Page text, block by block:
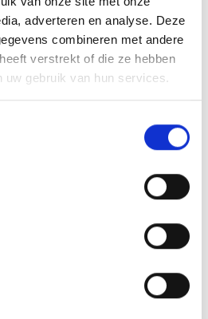
adverteren en analyse. Deze
combineren met andere
verstrekt of die ze hebben
uw gebruik van hun services.
Hydrantbeschermer
Op aanvraag